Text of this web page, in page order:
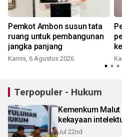
Pemkot Ambon susun tata
ruang untuk pembangunan
jangka panjang
Kamis, 6 Agustus 2026
Terpopuler - Hukum
Kemenkum
kekayaan
Jul 22nd